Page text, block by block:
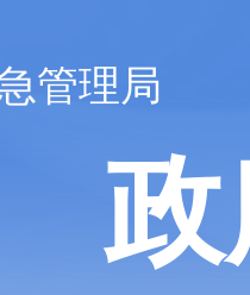
管理局